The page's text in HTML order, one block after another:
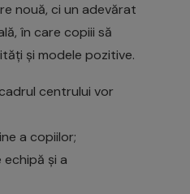
nouă, ci un adevărat
în care copiii să
și modele pozitive.
centrului vor
a copiilor;
și a